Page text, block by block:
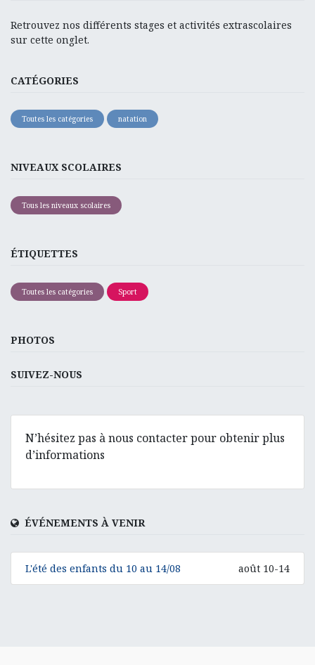
Retrouvez nos différents stages et activités extrascolaires
sur cette onglet.
CATÉGORIES
Toutes les catégories natation
NIVEAUX SCOLAIRES
Tous les niveaux scolaires
ÉTIQUETTES
Toutes les catégories Sport
PHOTOS
SUIVEZ-NOUS
N’hésitez pas à nous contacter pour obtenir plus
d’informations
ÉVÉNEMENTS À VENIR
L'été des enfants du 10 au 14/08 août 10-14